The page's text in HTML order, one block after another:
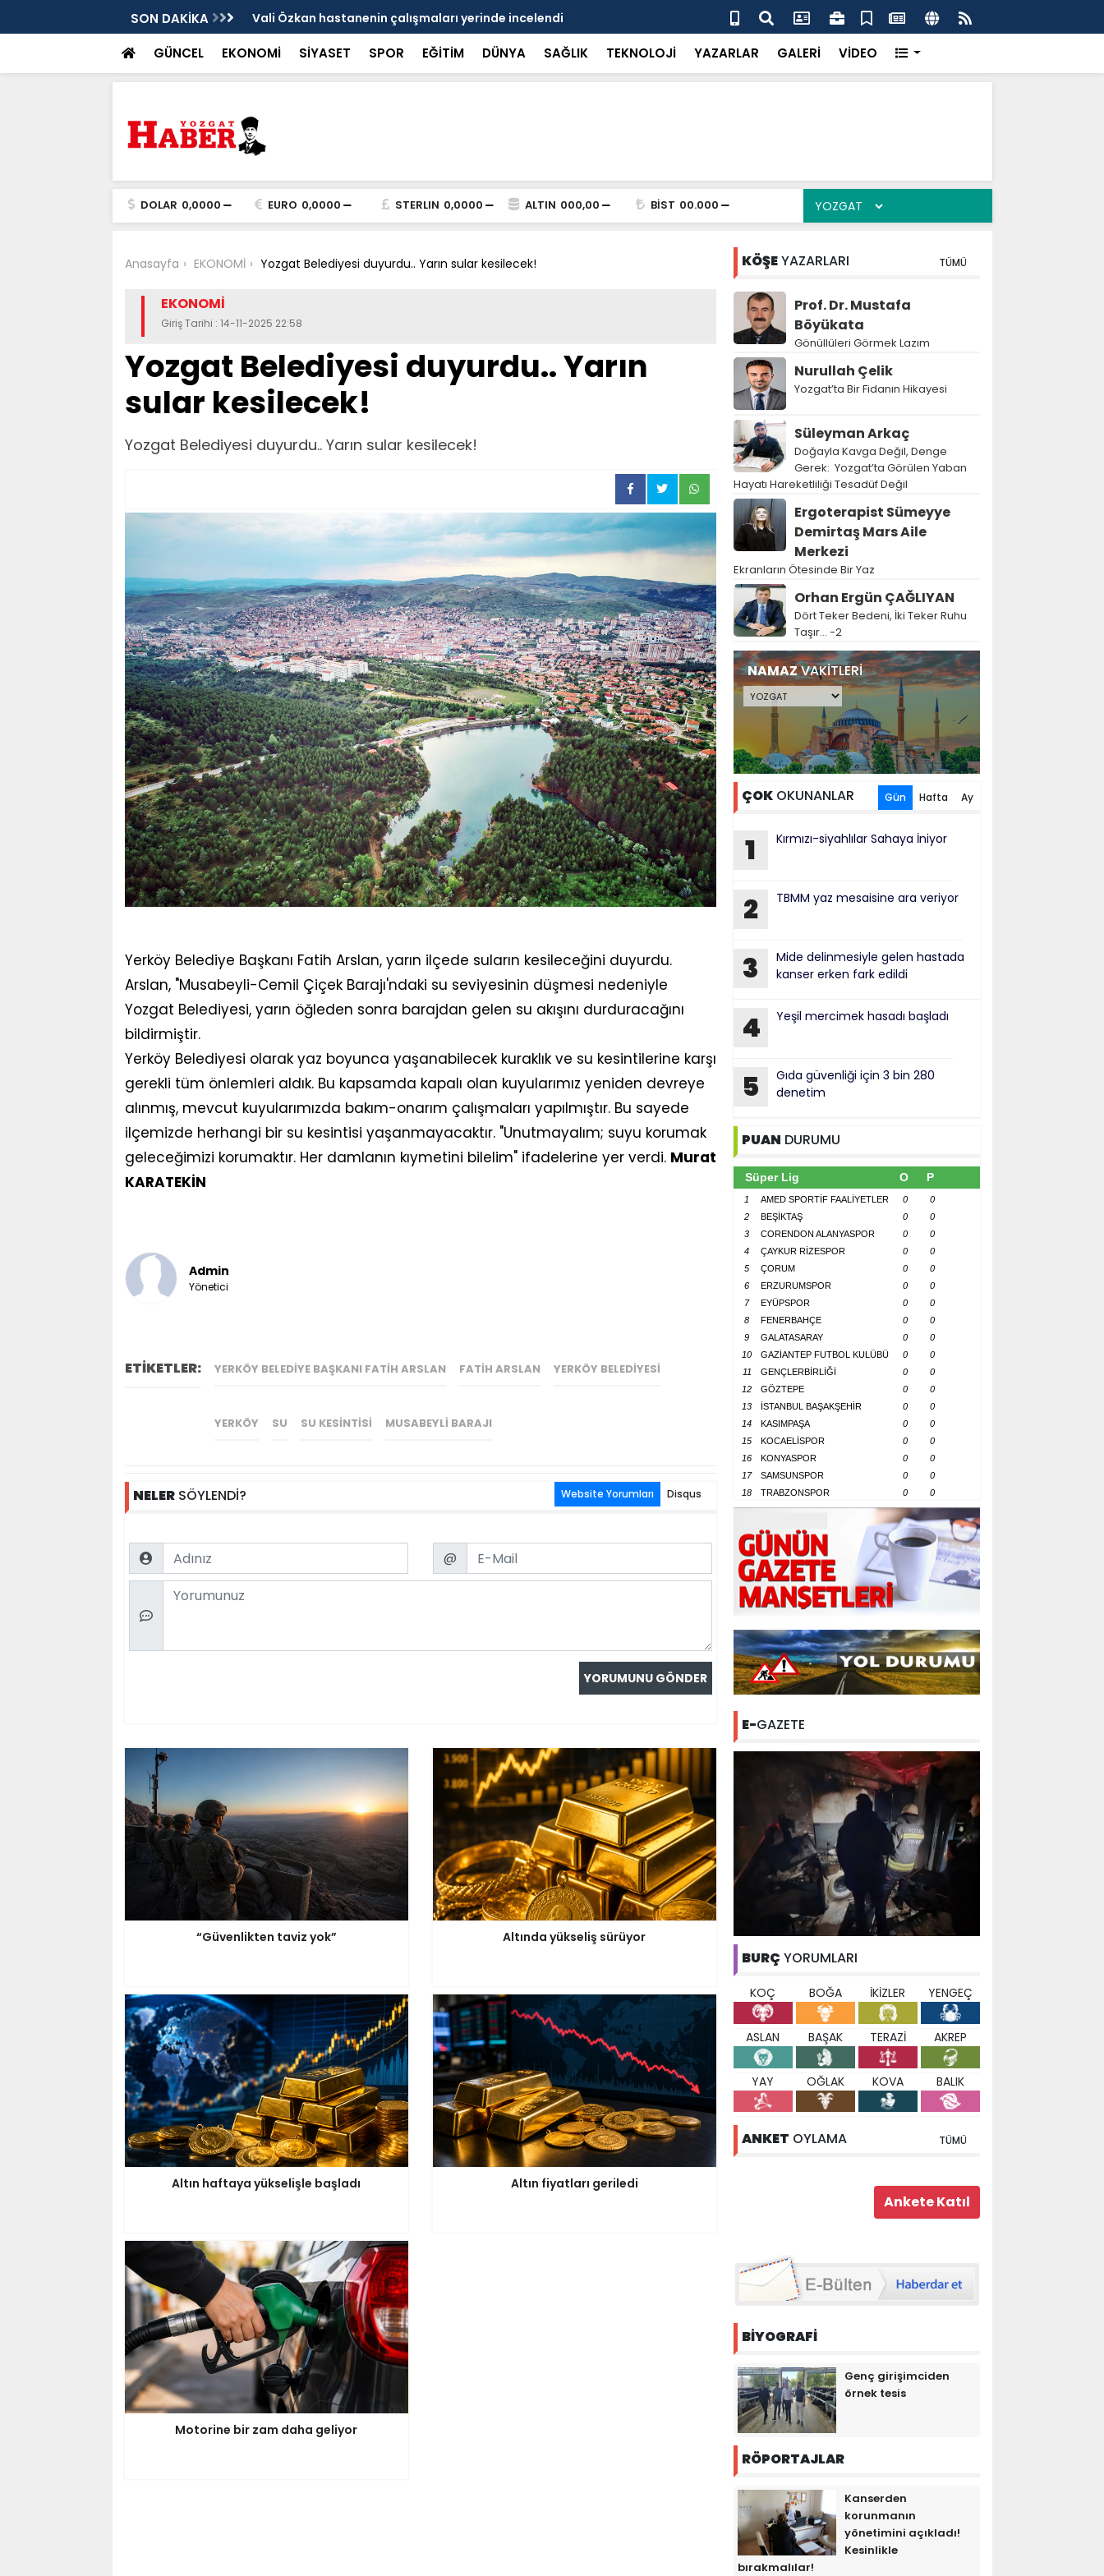
SON DAKİKA Vali Özkan hastanenin çalışmaları yerinde incelendi Karaarslan'dan UMKE'ye övgü
GÜNCEL EKONOMİ SİYASET SPOR EĞİTİM DÜNYA SAĞLIK TEKNOLOJİ YAZARLAR GALERİ VİDEO
DOLAR 0,0000 EURO 0,0000 STERLIN 0,0000 ALTIN 000,00 BİST 00.000
Anasayfa EKONOMİ Yozgat Belediyesi duyurdu.. Yarın sular kesilecek!
EKONOMİ
Giriş Tarihi : 14-11-2025 22:58
Yozgat Belediyesi duyurdu.. Yarın
sular kesilecek!
Yozgat Belediyesi duyurdu.. Yarın sular kesilecek!
Yerköy Belediye Başkanı Fatih Arslan, yarın ilçede suların kesileceğini duyurdu.
Arslan, "Musabeyli-Cemil Çiçek Barajı'ndaki su seviyesinin düşmesi nedeniyle
Yozgat Belediyesi, yarın öğleden sonra barajdan gelen su akışını durduracağını
bildirmiştir.
Yerköy Belediyesi olarak yaz boyunca yaşanabilecek kuraklık ve su kesintilerine karşı
gerekli tüm önlemleri aldık. Bu kapsamda kapalı olan kuyularımız yeniden devreye
alınmış, mevcut kuyularımızda bakım-onarım çalışmaları yapılmıştır. Bu sayede
ilçemizde herhangi bir su kesintisi yaşanmayacaktır. "Unutmayalım; suyu korumak
geleceğimizi korumaktır. Her damlanın kıymetini bilelim" ifadelerine yer verdi. Murat
KARATEKİN
Admin
Yönetici
ETİKETLER: YERKÖY BELEDIYE BAŞKANI FATIH ARSLAN FATIH ARSLAN YERKÖY BELEDIYESI
YERKÖY SU SU KESINTISI MUSABEYLI BARAJI
NELERSÖYLENDİ? Website Yorumları Disqus
Name Email
@
Comment
“Güvenlikten taviz yok” Altında yükseliş sürüyor
Altın haftaya yükselişle başladı Altın fiyatları geriledi
Motorine bir zam daha geliyor
KÖŞEYAZARLARI TÜMÜ
Prof. Dr. Mustafa
Böyükata
Gönüllüleri Görmek Lazım
Nurullah Çelik
Yozgat’ta Bir Fidanın Hikayesi
Süleyman Arkaç
Doğayla Kavga Değil, Denge
Gerek: Yozgat’ta Görülen Yaban
Hayatı Hareketliliği Tesadüf Değil
Ergoterapist Sümeyye
Demirtaş Mars Aile
Merkezi
Ekranların Ötesinde Bir Yaz
Orhan Ergün ÇAĞLIYAN
Dört Teker Bedeni, İki Teker Ruhu
Taşır… -2
NAMAZVAKİTLERİ
ÇOKOKUNANLAR Gün Hafta Ay
1 Kırmızı-siyahlılar Sahaya İniyor
2 TBMM yaz mesaisine ara veriyor
3
Mide delinmesiyle gelen hastada
kanser erken fark edildi
4 Yeşil mercimek hasadı başladı
5
Gıda güvenliği için 3 bin 280
denetim
PUAN DURUMU
Süper Lig O P
1 AMED SPORTİF FAALİYETLER 0
0
2
BEŞİKTAŞ 0
0
3
CORENDON ALANYASPOR 0
0
4
ÇAYKUR RİZESPOR 0
0
5
ÇORUM 0
0
6
ERZURUMSPOR 0
0
7
EYÜPSPOR 0
0
8
FENERBAHÇE 0
0
9
GALATASARAY 0
0
10
GAZİANTEP FUTBOL KULÜBÜ 0
0
11
GENÇLERBİRLİĞİ 0
0
12
GÖZTEPE 0
0
13
İSTANBUL BAŞAKŞEHİR 0
0
14
KASIMPAŞA 0
0
15
KOCAELİSPOR 0
0
16
KONYASPOR 0
0
17
SAMSUNSPOR 0
0
18
TRABZONSPOR 0 0
E-GAZETE
BURÇ YORUMLARI
KOÇ BOĞA İKİZLER YENGEÇ
ASLAN BAŞAK TERAZİ AKREP
YAY OĞLAK KOVA BALIK
ANKET OYLAMA TÜMÜ
BİYOGRAFİ
Genç girişimciden
örnek tesis
RÖPORTAJLAR
Kanserden
korunmanın
yönetimini açıkladı!
Kesinlikle
bırakmalılar!